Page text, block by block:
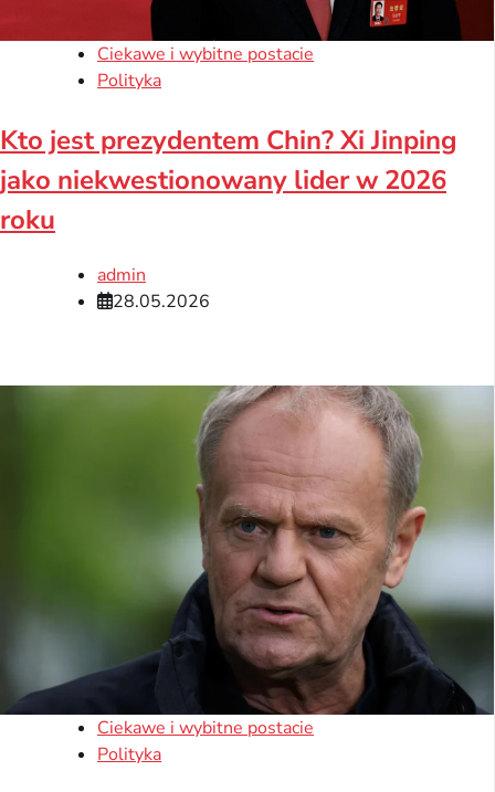
Ciekawe i wybitne postacie
Polityka
Kto jest prezydentem Chin? Xi Jinping
jako niekwestionowany lider w 2026
roku
admin
28.05.2026
Ciekawe i wybitne postacie
Polityka